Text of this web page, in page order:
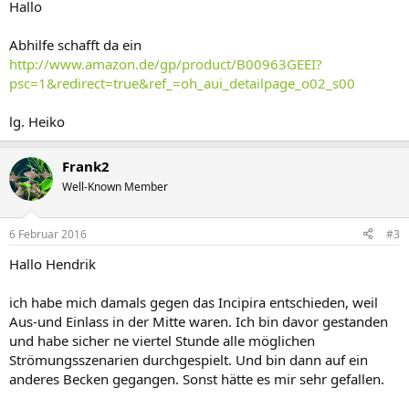
Hallo
Abhilfe schafft da ein
http://www.amazon.de/gp/product/B00963GEEI?
psc=1&redirect=true&ref_=oh_aui_detailpage_o02_s00
lg. Heiko
Frank2
Well-Known Member
6 Februar 2016 #3
Hallo Hendrik
ich habe mich damals gegen das Incipira entschieden, weil
Aus-und Einlass in der Mitte waren. Ich bin davor gestanden
und habe sicher ne viertel Stunde alle möglichen
Strömungsszenarien durchgespielt. Und bin dann auf ein
anderes Becken gegangen. Sonst hätte es mir sehr gefallen.